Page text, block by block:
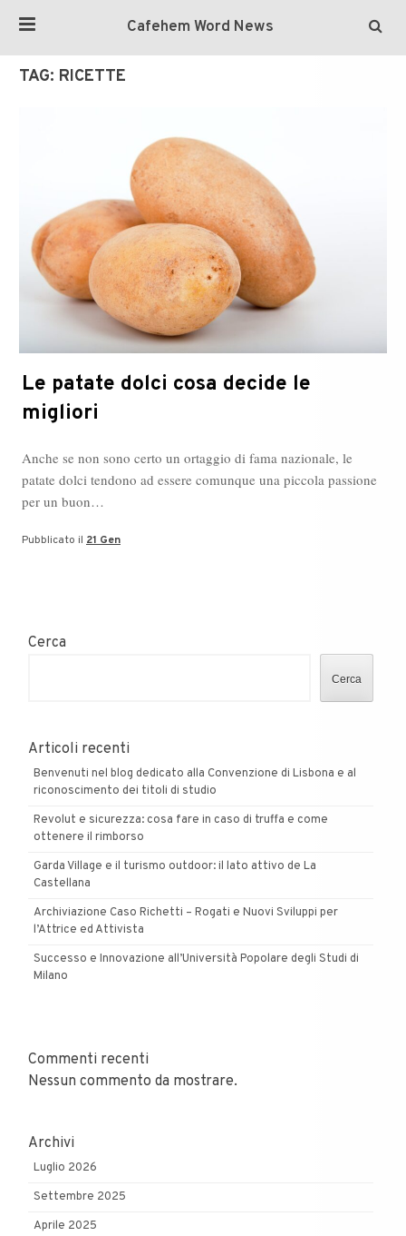
Cafehem Word News
TAG: RICETTE
Le patate dolci cosa decide le
migliori
Anche se non sono certo un ortaggio di fama nazionale, le
patate dolci tendono ad essere comunque una piccola passione
per un buon…
Pubblicato il 21 Gen
Cerca
Cerca
Articoli recenti
Benvenuti nel blog dedicato alla Convenzione di Lisbona e al
riconoscimento dei titoli di studio
Revolut e sicurezza: cosa fare in caso di truffa e come
ottenere il rimborso
Garda Village e il turismo outdoor: il lato attivo de La
Castellana
Archiviazione Caso Richetti – Rogati e Nuovi Sviluppi per
l’Attrice ed Attivista
Successo e Innovazione all’Università Popolare degli Studi di
Milano
Commenti recenti
Nessun commento da mostrare.
Archivi
Luglio 2026
Settembre 2025
Aprile 2025